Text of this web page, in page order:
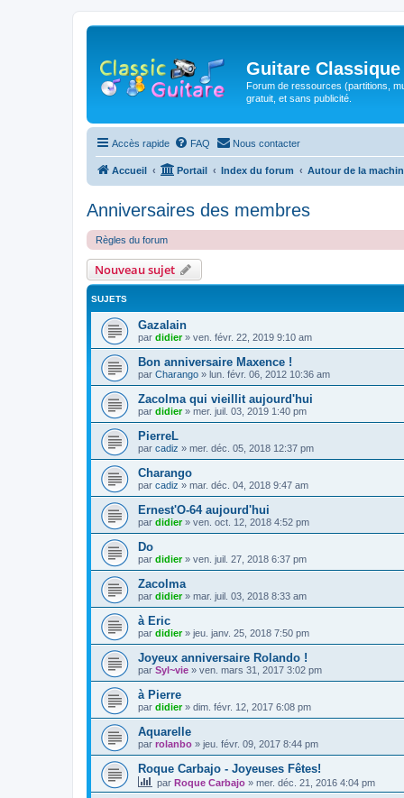
Guitare Classique
Forum de ressources (partitions,
gratuit, et sans publicité.
Accès rapide FAQ Nous contacter
Accueil Portail Index du forum Autour de la
Anniversaires des membres
Règles du forum
Nouveau sujet
SUJETS
Gazalain
par didier» ven. févr. 22, 2019 9:10 am
Bon anniversaire Maxence !
par Charango » lun. févr. 06, 2012 10:36 am
Zacolma qui vieillit aujourd'hui
par didier» mer. juil. 03, 2019 1:40 pm
PierreL
par cadiz » mer. déc. 05, 2018 12:37 pm
Charango
par cadiz » mar. déc. 04, 2018 9:47 am
Ernest'O-64 aujourd'hui
par didier» ven. oct. 12, 2018 4:52 pm
Do
par didier» ven. juil. 27, 2018 6:37 pm
Zacolma
par didier» mar. juil. 03, 2018 8:33 am
à Eric
par didier» jeu. janv. 25, 2018 7:50 pm
Joyeux anniversaire Rolando !
par Syl~vie » ven. mars 31, 2017 3:02 pm
à Pierre
par didier» dim. févr. 12, 2017 6:08 pm
Aquarelle
par rolanbo » jeu. févr. 09, 2017 8:44 pm
Roque Carbajo - Joyeuses Fêtes!
par Roque Carbajo » mer. déc. 21, 2016 4:04 pm